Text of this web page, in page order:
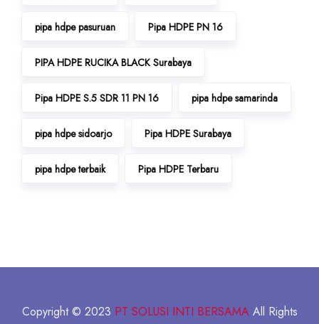
pipa hdpe pasuruan Pipa HDPE PN 16
PIPA HDPE RUCIKA BLACK Surabaya
Pipa HDPE S.5 SDR 11 PN 16 pipa hdpe samarinda
pipa hdpe sidoarjo Pipa HDPE Surabaya
pipa hdpe terbaik Pipa HDPE Terbaru
Copyright © 2023 PT SOLUSI INTI BERSAMAAll Rights